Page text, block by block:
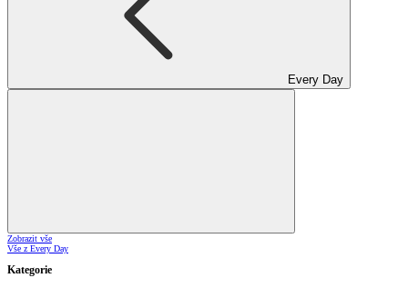
Every Day
Zobrazit vše
Vše z Every Day
Kategorie